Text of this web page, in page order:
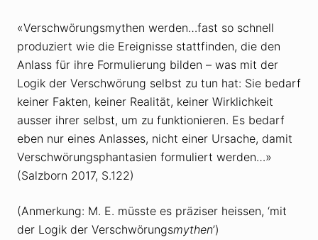
«Verschwörungsmythen werden…fast so schnell
produziert wie die Ereignisse stattfinden, die den
Anlass für ihre Formulierung bilden – was mit der
Logik der Verschwörung selbst zu tun hat: Sie bedarf
keiner Fakten, keiner Realität, keiner Wirklichkeit
ausser ihrer selbst, um zu funktionieren. Es bedarf
eben nur eines Anlasses, nicht einer Ursache, damit
Verschwörungsphantasien formuliert werden…»
(Salzborn 2017, S.122)
(Anmerkung: M. E. müsste es präziser heissen, ‘mit
der Logik der Verschwörungsmythen’)